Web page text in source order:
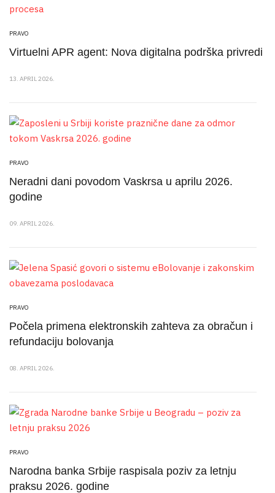
PRAVO
Virtuelni APR agent: Nova digitalna podrška privredi
13. APRIL 2026.
PRAVO
Neradni dani povodom Vaskrsa u aprilu 2026.
godine
09. APRIL 2026.
PRAVO
Počela primena elektronskih zahteva za obračun i
refundaciju bolovanja
08. APRIL 2026.
PRAVO
Narodna banka Srbije raspisala poziv za letnju
praksu 2026. godine